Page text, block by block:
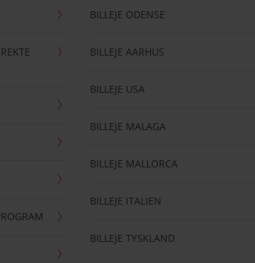
BILLEJE ODENSE
BILLEJE AARHUS
BILLEJE USA
BILLEJE MALAGA
BILLEJE MALLORCA
BILLEJE ITALIEN
BILLEJE TYSKLAND